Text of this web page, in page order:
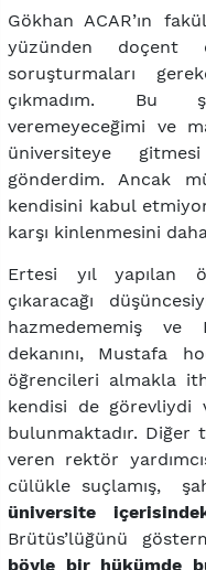
Gökhan ACAR’ın
yüzünden doçent
soruşturmaları
çıkmadım. Bu
veremeyeceğimi ve
üniversiteye
gönderdim. Ancak
kendisini kabul
karşı kinlenmesini
Ertesi yıl yapılan
çıkaracağı
hazmedememiş ve
dekanını, Mustafa
öğrencileri almakla
kendisi de görevliydi
bulunmaktadır. Diğer
veren rektör
cülükle suçlamış,
üniversite
Brütüs’lüğünü
böyle bir hükümde